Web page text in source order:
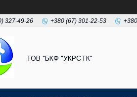
327-49-26 +380 (67) 301-22-53
ТОВ "БКФ "УКРСТК"